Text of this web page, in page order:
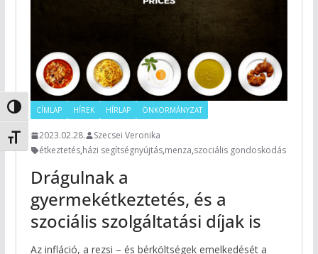
Nagy kontraszt váltása
Betűméret váltása
CÍMLAP HÍREK HÍRLAP ÖNKORMÁNYZAT
2023.02.28.
Szecsei Veronika
étkeztetés,házi segítségnyújtás,menza,szociális gondoskodás
Drágulnak a
gyermekétkeztetés, és a
szociális szolgáltatási díjak is
Az infláció, a rezsi – és bérköltségek emelkedését a